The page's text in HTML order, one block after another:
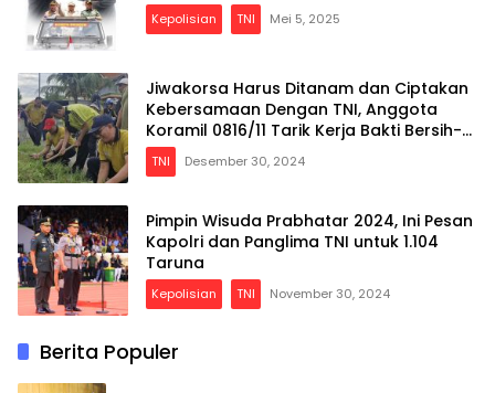
Kepolisian TNI Mei 5, 2025
Jiwakorsa Harus Ditanam dan Ciptakan
Kebersamaan Dengan TNI, Anggota
Koramil 0816/11 Tarik Kerja Bakti Bersih-
bersih Desa
TNI Desember 30, 2024
Pimpin Wisuda Prabhatar 2024, Ini Pesan
Kapolri dan Panglima TNI untuk 1.104
Taruna
Kepolisian TNI November 30, 2024
Berita Populer